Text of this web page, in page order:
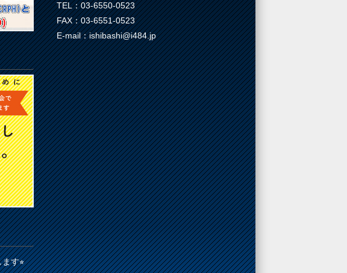
す⭐︎
TEL：03-6550-0523
FAX：03-6551-0523
E-mail：ishibashi@i484.jp